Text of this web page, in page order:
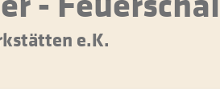
e.K.